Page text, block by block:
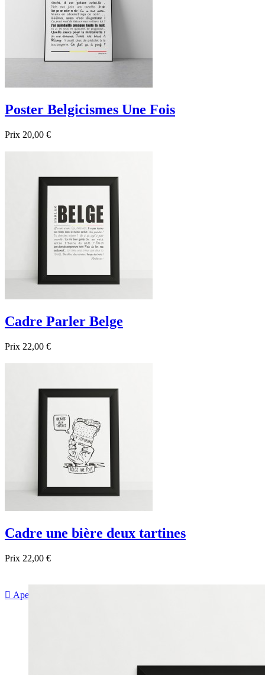
Poster Belgicismes Une Fois
Prix 20,00 €
Cadre Parler Belge
Prix 22,00 €
Cadre une bière deux tartines
Prix 22,00 €
 Aperçu rapide